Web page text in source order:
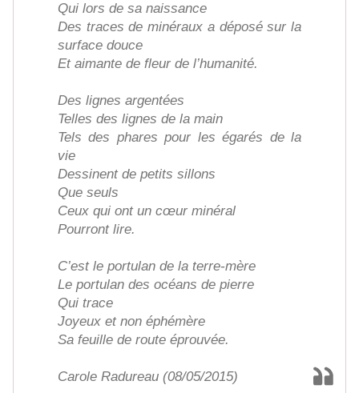
Qui lors de sa naissance
Des traces de minéraux a déposé sur la
surface douce
Et aimante de fleur de l’humanité.
Des lignes argentées
Telles des lignes de la main
Tels des phares pour les égarés de la
vie
Dessinent de petits sillons
Que seuls
Ceux qui ont un cœur minéral
Pourront lire.
C’est le portulan de la terre-mère
Le portulan des océans de pierre
Qui trace
Joyeux et non éphémère
Sa feuille de route éprouvée.
Carole Radureau (08/05/2015)